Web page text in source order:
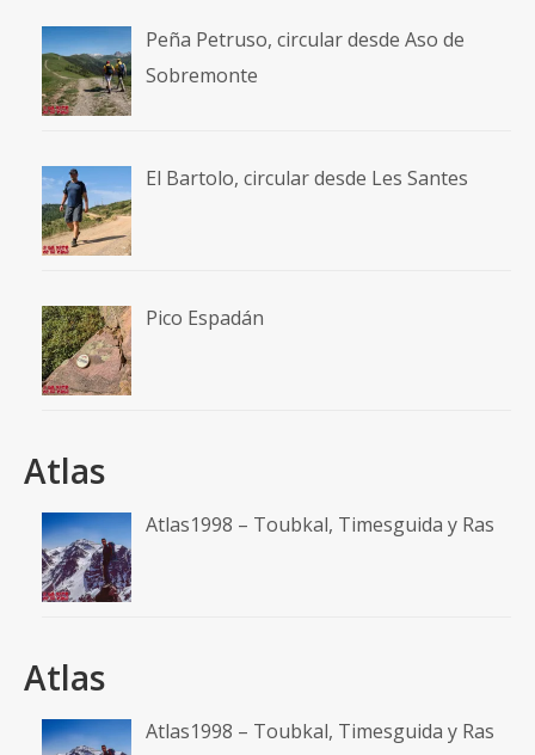
Peña Petruso, circular desde Aso de
Sobremonte
El Bartolo, circular desde Les Santes
Pico Espadán
Atlas
Atlas1998 – Toubkal, Timesguida y Ras
Atlas
Atlas1998 – Toubkal, Timesguida y Ras